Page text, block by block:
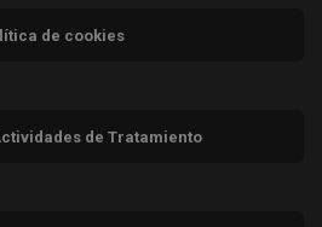
de cookies
de Tratamiento